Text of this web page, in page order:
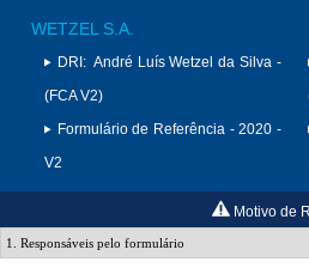
WETZEL S.A.
DRI: André Luís Wetzel da Silva -
(FCA V2)
Formulário de Referência - 2020 -
V2
Motivo de